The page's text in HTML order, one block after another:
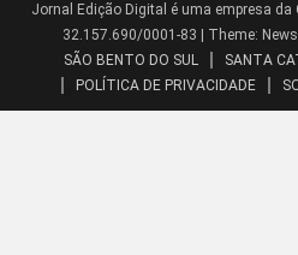
Jornal Edição Digital é uma empresa da
32.157.690/0001-83
Theme:
SÃO BENTO DO SUL
SANTA
POLÍTICA DE PRIVACIDADE